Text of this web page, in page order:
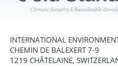
INTERNATIONAL
CHEMIN DE BALEXERT 7-9
1219 CHÂTELAINE,